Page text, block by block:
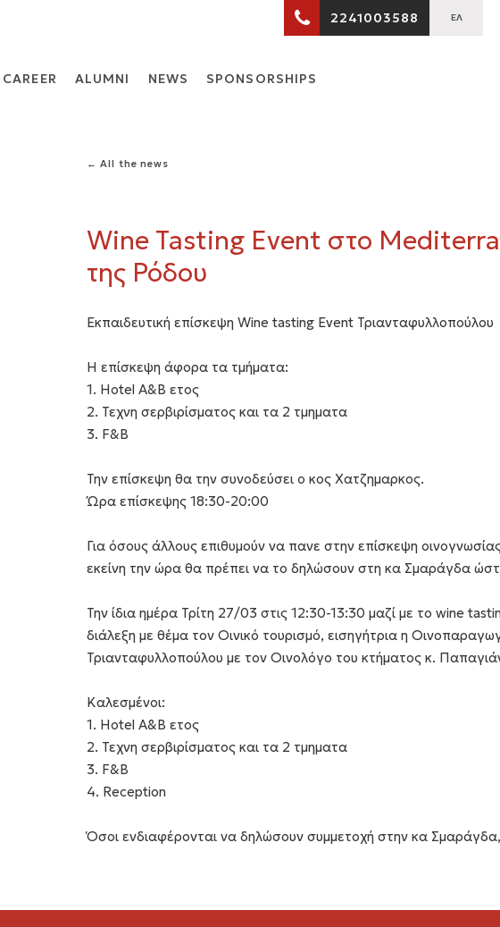
2241003588 ΕΛ
CARΕER ALUMNI NEWS SPONSORSHIPS
← All the news
Wine Tasting Event στο
της Ρόδου
Εκπαιδευτική επίσκεψη Wine tasting Event Τριανταφυλλοπούλου
Η επίσκεψη άφορα τα τμήματα:
1. Hotel A&B ετος
2. Τεχνη σερβιρίσματος και τα 2 τμηματα
3. F&B
Την επίσκεψη θα την συνοδεύσει ο κος Χατζημαρκος.
Ώρα επίσκεψης 18:30-20:00
Για όσους άλλους επιθυμούν να πανε στην επίσκεψη
εκείνη την ώρα θα πρέπει να το δηλώσουν στη κα Σμαράγδα
Την ίδια ημέρα Τρίτη 27/03 στις 12:30-13:30 μαζί με το wine
διάλεξη με θέμα τον Οινικό τουρισμό, εισηγήτρια η
Τριανταφυλλοπούλου με τον Οινολόγο του κτήματος κ.
Καλεσμένοι:
1. Hotel A&B ετος
2. Τεχνη σερβιρίσματος και τα 2 τμηματα
3. F&B
4. Reception
Όσοι ενδιαφέρονται να δηλώσουν συμμετοχή στην κα